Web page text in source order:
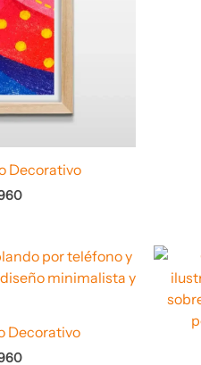
Decorativo
Decorativo
Rango
de
precios:
hasta